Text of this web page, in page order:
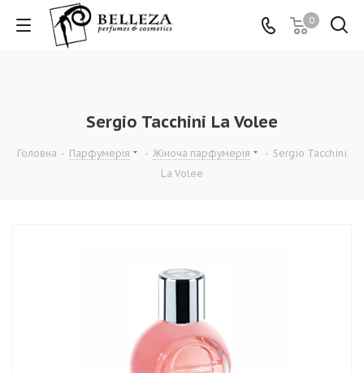
0
Sergio Tacchini La Volee
Головна - Парфумерія - Жіноча парфумерія - Sergio Tacchini
La Volee